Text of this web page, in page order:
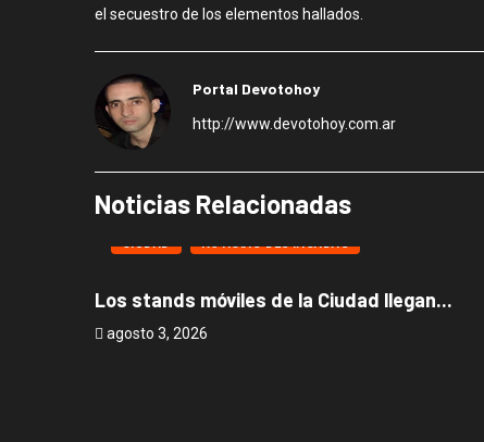
el secuestro de los elementos hallados.
Portal Devotohoy
http://www.devotohoy.com.ar
Noticias Relacionadas
CIUDAD NOTICIAS DESTACADAS
Los stands móviles de la Ciudad llegan...
agosto 3, 2026